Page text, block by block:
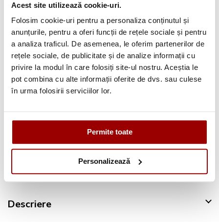
Acest site utilizează cookie-uri.
Folosim cookie-uri pentru a personaliza conținutul și
anunțurile, pentru a oferi funcții de rețele sociale și pentru
a analiza traficul. De asemenea, le oferim partenerilor de
rețele sociale, de publicitate și de analize informații cu
privire la modul în care folosiți site-ul nostru. Aceștia le
pot combina cu alte informații oferite de dvs. sau culese
în urma folosirii serviciilor lor.
Permite toate
Personalizează
Avantajele tale:
Consultantaprofesionala
Deschidere coletla livrare
fara dobanda
Descriere